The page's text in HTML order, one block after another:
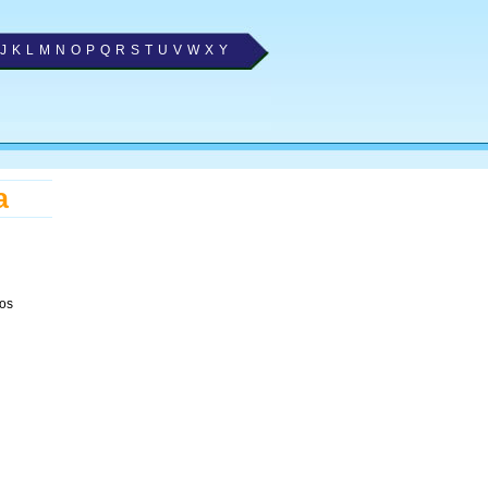
J K L M N O P Q R S T U V W X Y